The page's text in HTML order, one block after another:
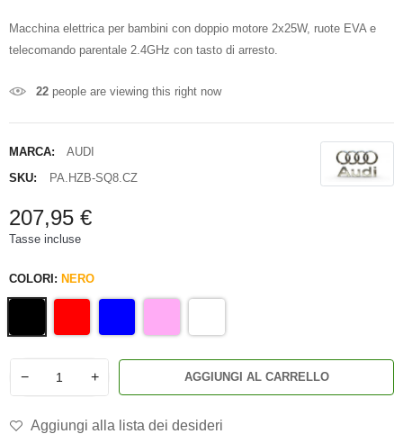
Macchina elettrica per bambini con doppio motore 2x25W, ruote EVA e
telecomando parentale 2.4GHz con tasto di arresto.
22 people are viewing this right now
MARCA:
AUDI
SKU:
PA.HZB-SQ8.CZ
207,95 €
Tasse incluse
COLORI: NERO
− + AGGIUNGI AL CARRELLO
Aggiungi alla lista dei desideri